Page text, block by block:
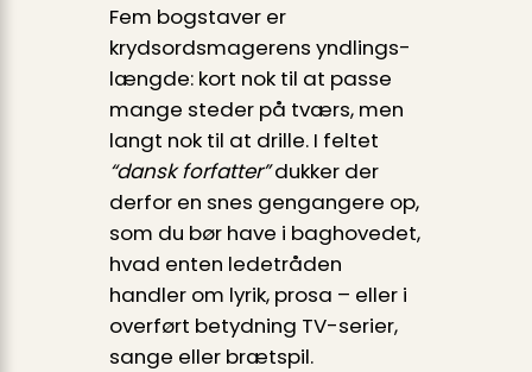
Fem bogstaver er
krydsordsmagerens yndlings­
længde: kort nok til at passe
mange steder på tværs, men
langt nok til at drille. I feltet
“dansk forfatter”dukker der
derfor en snes gengangere op,
som du bør have i baghovedet,
hvad enten ledetråden
handler om lyrik, prosa – eller i
overført betydning TV-serier,
sange eller brætspil.